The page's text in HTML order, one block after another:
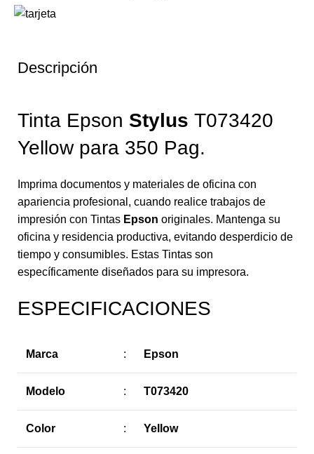
Descripción
Tinta Epson Stylus T073420
Yellow para 350 Pag.
Imprima documentos y materiales de oficina con
apariencia profesional, cuando realice trabajos de
impresión con Tintas Epson originales. Mantenga su
oficina y residencia productiva, evitando desperdicio de
tiempo y consumibles. Estas Tintas son
específicamente diseñados para su impresora.
ESPECIFICACIONES
Marca : Epson
Modelo : T073420
Color : Yellow